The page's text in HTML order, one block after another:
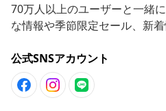
70万人以上のユーザーと一緒
な情報や季節限定セール、新
公式SNSアカウント